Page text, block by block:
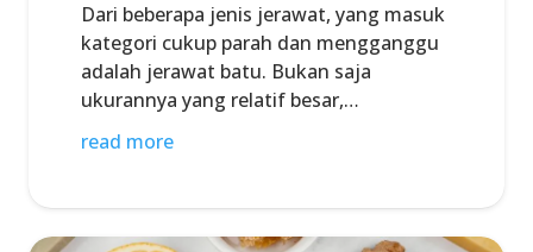
Dari beberapa jenis jerawat, yang masuk
kategori cukup parah dan mengganggu
adalah jerawat batu. Bukan saja
ukurannya yang relatif besar,…
read more